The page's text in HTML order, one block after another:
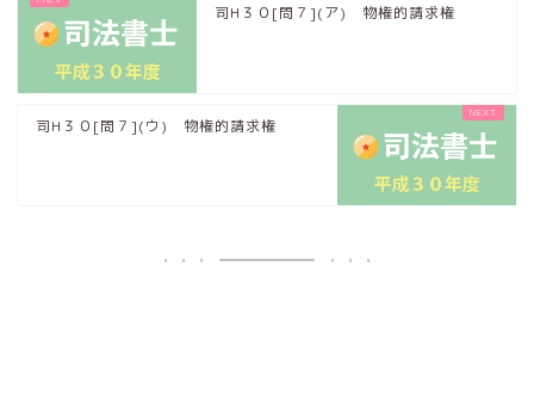
司H３０[問７](ア) 物権的請求権
司H３０[問７](ウ) 物権的請求権